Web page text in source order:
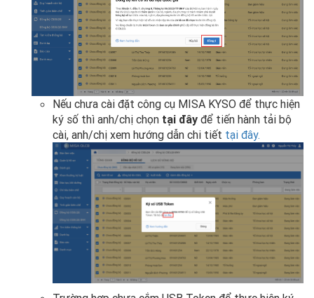
Nếu chưa cài đặt công cụ MISA KYSO để thực hiện
ký số thì anh/chị chọn tại đây để tiến hành tải bộ
cài, anh/chị xem hướng dẫn chi tiết tại đây.